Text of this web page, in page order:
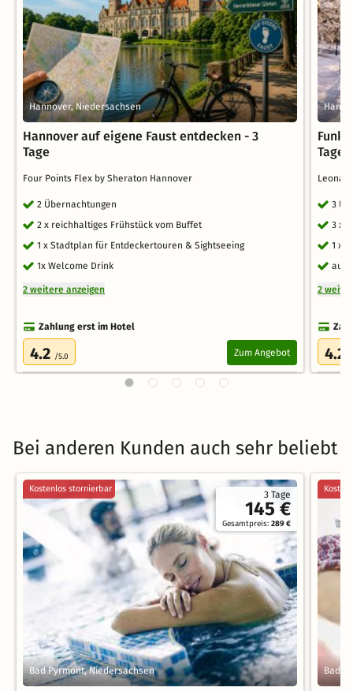
Hannover, Niedersachsen
Hannover auf eigene Faust entdecken - 3
Tage
Four Points Flex by Sheraton Hannover
2 Übernachtungen
2 x reichhaltiges Frühstück vom Buffet
1 x Stadtplan für Entdeckertouren & Sightseeing
1x Welcome Drink
2 weitere anzeigen
Zahlung erst im Hotel
4.2 /5.0 Zum Angebot
Tage
3
3 x
1 x
auf
2
4.2
Bei anderen Kunden auch sehr beliebt
3 Tage
145 €
Gesamtpreis:289 €
Kostenlos stornierbar
Bad Pyrmont, Niedersachsen Bad